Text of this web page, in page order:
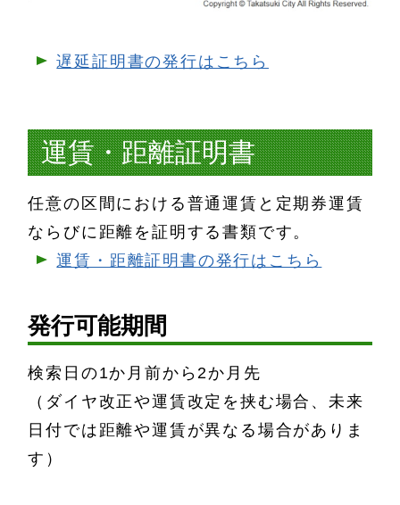
遅延証明書の発行はこちら
運賃・距離証明書
任意の区間における普通運賃と定期券運賃
ならびに距離を証明する書類です。
運賃・距離証明書の発行はこちら
発行可能期間
検索日の1か月前から2か月先
（ダイヤ改正や運賃改定を挟む場合、未来
日付では距離や運賃が異なる場合がありま
す）